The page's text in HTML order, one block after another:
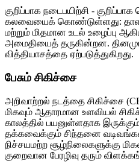
குறிப்பாக நடைபயிற்சி -
கலவையைக் கொண்டுள்ளது: தாள
மற்றும் மிதமான உடல் உழைப்பு
அமைதியைத் தருகின்றன.
வித்தியாசத்தை ஏற்படுத்துகிறது.
பேசும் சிகிச்சை
அறிவாற்றல் நடத்தை சிகிச்சை
மிகவும் ஆதாரமான உளவியல்
காலத்தில் பயனுள்ளதாக
தக்கவைக்கும் சிந்தனை
நிச்சயமற்ற சூழ்நிலைகளுக்கு
குறைவான பேரழிவு தரும்